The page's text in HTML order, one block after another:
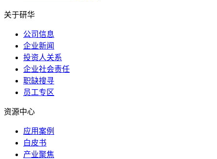
关于研华
公司信息
企业新闻
投资人关系
企业社会责任
职缺搜寻
员工专区
资源中心
应用案例
白皮书
产业聚焦